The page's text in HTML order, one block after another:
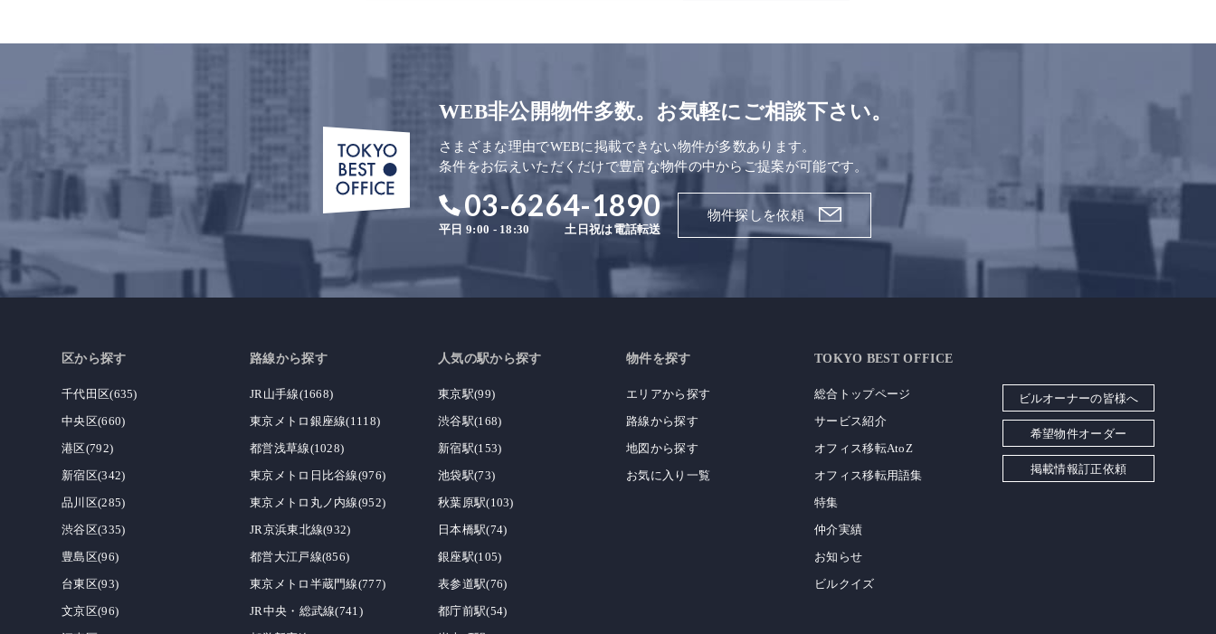
WEB非公開物件多数。お気軽にご相談下さい。
さまざまな理由でWEBに掲載できない物件が多数あります。
条件をお伝えいただくだけで豊富な物件の中からご提案が可能です。
03-6264-1890
平日 9:00 - 18:30 土日祝は電話転送
物件探しを依頼
区から探す
千代田区(635)
中央区(660)
港区(792)
新宿区(342)
品川区(285)
渋谷区(335)
豊島区(96)
台東区(93)
文京区(96)
路線から探す
JR山手線(1668)
東京メトロ銀座線(1118)
都営浅草線(1028)
東京メトロ日比谷線(976)
東京メトロ丸ノ内線(952)
JR京浜東北線(932)
都営大江戸線(856)
東京メトロ半蔵門線(777)
JR中央・総武線(741)
人気の駅から探す
東京駅(99)
渋谷駅(168)
新宿駅(153)
池袋駅(73)
秋葉原駅(103)
日本橋駅(74)
銀座駅(105)
表参道駅(76)
都庁前駅(54)
物件を探す
エリアから探す
路線から探す
地図から探す
お気に入り一覧
TOKYO BEST OFFICE
総合トップページ
サービス紹介
オフィス移転AtoZ
オフィス移転用語集
特集
仲介実績
お知らせ
ビルクイズ
ビルオーナーの皆様へ
希望物件オーダー
掲載情報訂正依頼